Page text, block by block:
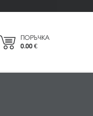
ПОРЪЧКА
0.00 €